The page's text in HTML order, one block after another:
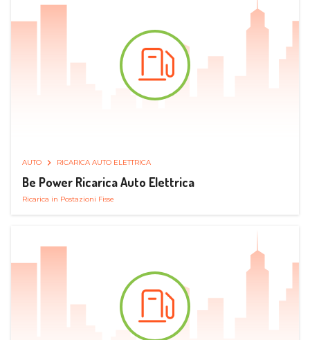
AUTO RICARICA AUTO ELETTRICA
Be Power Ricarica Auto Elettrica
Ricarica in Postazioni Fisse